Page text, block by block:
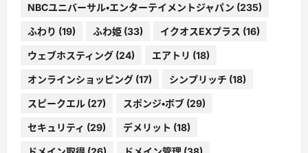
NBCユニバーサル・エンターテイメントジャパン (235)
ふわり (19) ふわ姫 (33) イクオスEXプラス (16)
ウェブホスティング (24) エアトリ (18)
オンラインショッピング (17) シンプリッチ (18)
スピークエル (27) スポンジ・ボブ (29)
セキュリティ (29) デメリット (18)